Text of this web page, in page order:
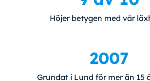
Höjer betygen med vår
2007
Grundat i Lund för mer än 15